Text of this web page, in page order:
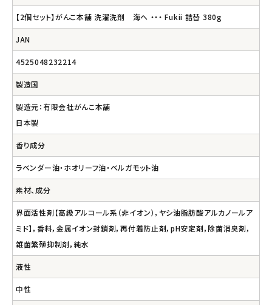
【2個セット】がんこ本舗 洗濯洗剤 海へ ・・・ Fukii 詰替 380g
JAN
4525048232214
製造国
製造元：有限会社がんこ本舗
日本製
香り成分
ラベンダー油・ホオリーフ油・ベルガモット油
素材、成分
界面活性剤【高級アルコール系（非イオン），ヤシ油脂肪酸アルカノールア
ミド】，香料，金属イオン封鎖剤，再付着防止剤，pH安定剤，除菌消臭剤，
雑菌繁殖抑制剤，純水
液性
中性